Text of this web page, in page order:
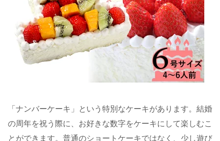
「ナンバーケーキ」という特別なケーキがあります。結婚
の周年を祝う際に、お好きな数字をケーキにして楽しむこ
とができます。普通のショートケーキではなく、少し遊び